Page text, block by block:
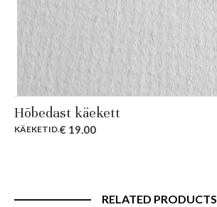
Hõbedast käekett
KÄEKETID.€ 19.00
RELATED PRODUCTS